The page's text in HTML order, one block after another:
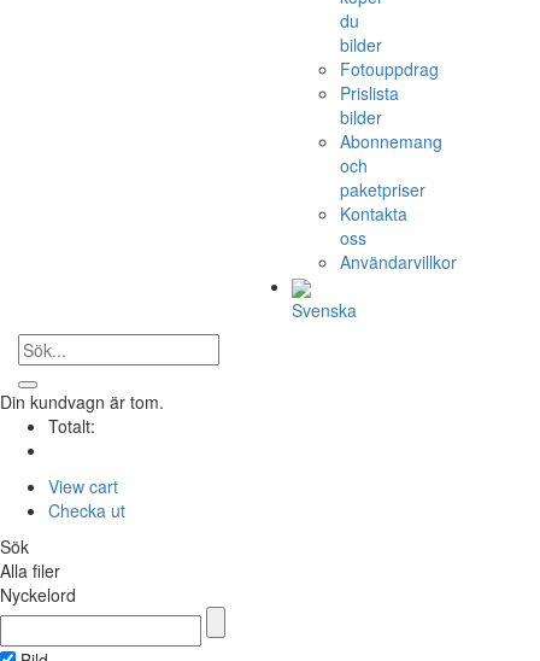
du
bilder
Fotouppdrag
Prislista
bilder
Abonnemang
och
paketpriser
Kontakta
oss
Användarvillkor
Svenska
Din kundvagn är tom.
Totalt:
View cart
Checka ut
Sök
Alla filer
Nyckelord